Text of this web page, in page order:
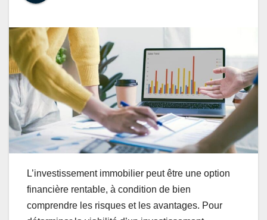
L’investissement immobilier peut être une option
financière rentable, à condition de bien
comprendre les risques et les avantages. Pour